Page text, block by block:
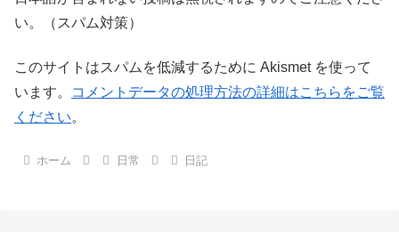
い。（スパム対策）
このサイトはスパムを低減するために Akismet を使って
います。
コメントデータの処理方法の詳細はこちらをご覧
ください。
ホーム 日常 日記